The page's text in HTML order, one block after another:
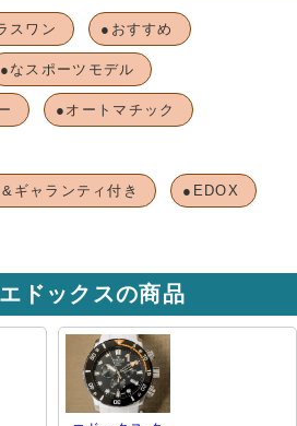
スワン ●おすすめ
●なスポーツモデル
●オートマチック
ギャランティ付き ●EDOX
ドックスの商品